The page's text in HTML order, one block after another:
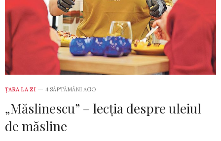
ȚARA LA ZI 4 SĂPTĂMÂNI AGO
„Măslinescu” – lecția despre uleiul
de măsline